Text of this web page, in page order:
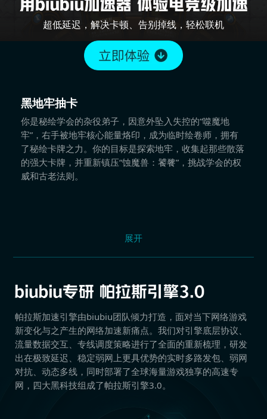
超低延迟，解决卡顿、告别掉线，轻松联机
黑地牢抽卡
你是秘绘学会的杂役弟子，因意外坠入失控的“噬魔地
牢”，右手被地牢核心能量烙印，成为临时绘卷师，拥有
了秘绘卡牌之力。你的目标是探索地牢，收集起那些散落
的强大卡牌，并重新镇压“蚀魔兽：饕餮”，挑战学会的权
威和古老法则。
展开
帕拉斯加速引擎由biubiu团队倾力打造，面对当下网络游戏
新变化与之产生的网络加速新痛点。我们对引擎底层协议、
流量数据交互、专线调度策略进行了全面的重新梳理，研发
出在极致延迟、稳定弱网上更具优势的实时多路发包、弱网
对抗、动态多线，同时部署了全球海量游戏独享的高速专
网，四大黑科技组成了帕拉斯引擎3.0。